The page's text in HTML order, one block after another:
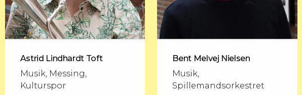
Astrid Lindhardt Toft
Musik, Messing,
Kulturspor
Bent Melvej Nielsen
Musik,
Spillemandsorkestret